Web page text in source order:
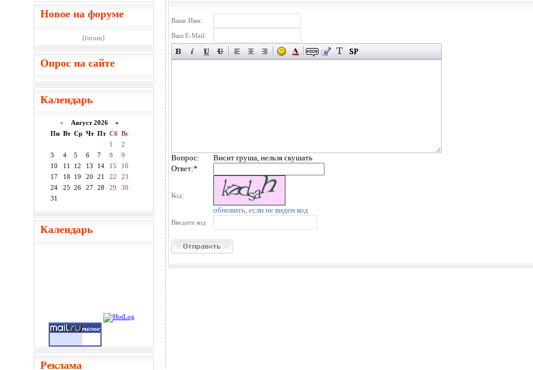
Новое на форуме
{forum}
Опрос на сайте
Календарь
« Август 2026 »
Пн Вт Ср Чт Пт Сб Вс
1
2
3
4 5 6 7 8
9
10
11 12 13 14 15
16
17
18 19 20 21 22
23
24
25 26 27 28 29
30
31
Календарь
Реклама
Ваше Имя:
Ваш E-Mail:
Вопрос:
Висит груша, нельзя скушать
Ответ:*
Код:
обновить, если не виден код
Введите код